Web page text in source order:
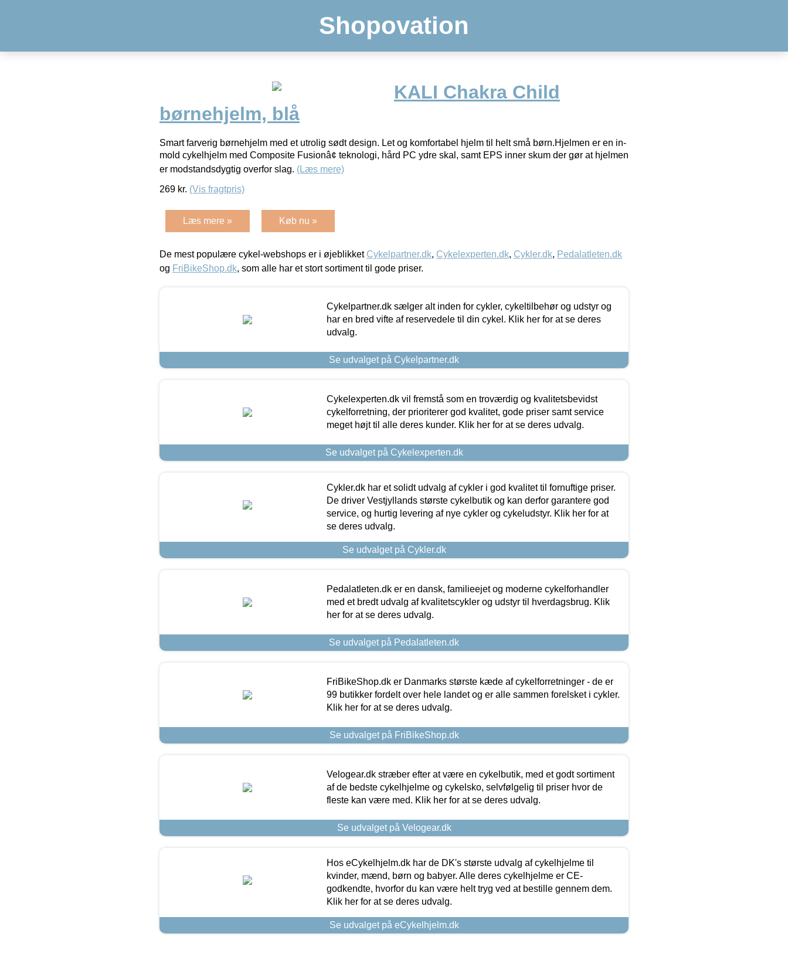
Shopovation
KALI Chakra Child
børnehjelm, blå
Smart farverig børnehjelm med et utrolig sødt design. Let og komfortabel hjelm til helt små børn.Hjelmen er en in-
mold cykelhjelm med Composite Fusionâ¢ teknologi, hård PC ydre skal, samt EPS inner skum der gør at hjelmen
er modstandsdygtig overfor slag. (Læs mere)
269 kr. (Vis fragtpris)
Læs mere » Køb nu »
De mest populære cykel-webshops er i øjeblikket Cykelpartner.dk, Cykelexperten.dk, Cykler.dk, Pedalatleten.dk
og FriBikeShop.dk, som alle har et stort sortiment til gode priser.
Cykelpartner.dk sælger alt inden for cykler, cykeltilbehør og udstyr og
har en bred vifte af reservedele til din cykel. Klik her for at se deres
udvalg.
Se udvalget på Cykelpartner.dk
Cykelexperten.dk vil fremstå som en troværdig og kvalitetsbevidst
cykelforretning, der prioriterer god kvalitet, gode priser samt service
meget højt til alle deres kunder. Klik her for at se deres udvalg.
Se udvalget på Cykelexperten.dk
Cykler.dk har et solidt udvalg af cykler i god kvalitet til fornuftige priser.
De driver Vestjyllands største cykelbutik og kan derfor garantere god
service, og hurtig levering af nye cykler og cykeludstyr. Klik her for at
se deres udvalg.
Se udvalget på Cykler.dk
Pedalatleten.dk er en dansk, familieejet og moderne cykelforhandler
med et bredt udvalg af kvalitetscykler og udstyr til hverdagsbrug. Klik
her for at se deres udvalg.
Se udvalget på Pedalatleten.dk
FriBikeShop.dk er Danmarks største kæde af cykelforretninger - de er
99 butikker fordelt over hele landet og er alle sammen forelsket i cykler.
Klik her for at se deres udvalg.
Se udvalget på FriBikeShop.dk
Velogear.dk stræber efter at være en cykelbutik, med et godt sortiment
af de bedste cykelhjelme og cykelsko, selvfølgelig til priser hvor de
fleste kan være med. Klik her for at se deres udvalg.
Se udvalget på Velogear.dk
Hos eCykelhjelm.dk har de DK's største udvalg af cykelhjelme til
kvinder, mænd, børn og babyer. Alle deres cykelhjelme er CE-
godkendte, hvorfor du kan være helt tryg ved at bestille gennem dem.
Klik her for at se deres udvalg.
Se udvalget på eCykelhjelm.dk